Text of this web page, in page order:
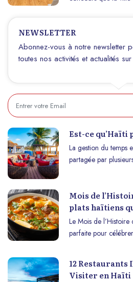
malgré les
mission. IVAP croit
est déjà écrite
constamment en
d’organiser un tel
NEWSLETTER
Abonnez-vous à notre newsletter
toutes nos activités et actualités
Est-ce qu’Haïti
La gestion du temps
partagée par
l’année afin de
du jour. Cet article
cette mesure est
impact sur le
Mois de
plats haïtiens
essayer
Le Mois de l’Histoire
parfaite pour
saveurs, est un reflet
12
Visiter en Haïti